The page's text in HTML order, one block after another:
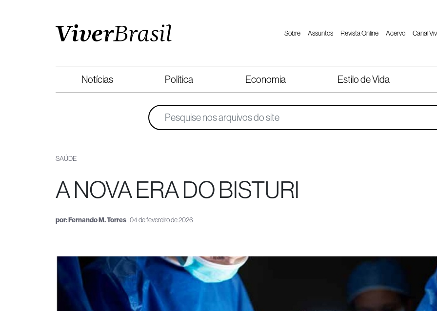
Sobre Assuntos Revista Online Acervo Canal
Notícias Política Economia Estilo de Vida
SAÚDE
A NOVA ERA DO BISTURI
por:Fernando M. Torres| 04 de fevereiro de 2026